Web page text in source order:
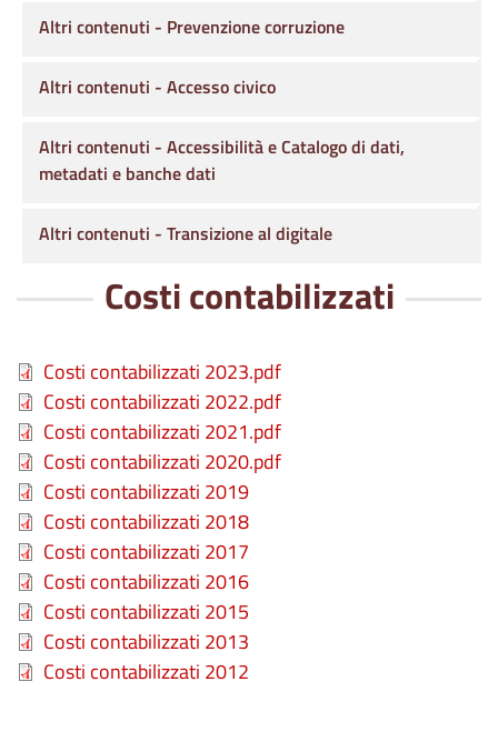
Costi contabilizzati
FileCosti contabilizzati 2023.pdf
FileCosti contabilizzati 2022.pdf
FileCosti contabilizzati 2021.pdf
FileCosti contabilizzati 2020.pdf
FileCosti contabilizzati 2019
FileCosti contabilizzati 2018
FileCosti contabilizzati 2017
FileCosti contabilizzati 2016
FileCosti contabilizzati 2015
FileCosti contabilizzati 2013
FileCosti contabilizzati 2012
Altri contenuti - Prevenzione corruzione
Altri contenuti - Accesso civico
Altri contenuti - Accessibilità e Catalogo di dati,
metadati e banche dati
Altri contenuti - Transizione al digitale